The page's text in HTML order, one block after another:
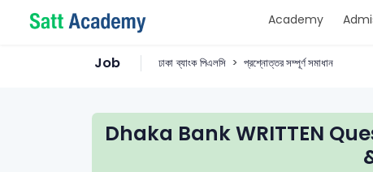
Academy
Job ঢাকা ব্যাংক পিএলসি প্রশ্নোত্তর সম্পূর্ণ সমাধান
Dhaka Bank WRITTEN